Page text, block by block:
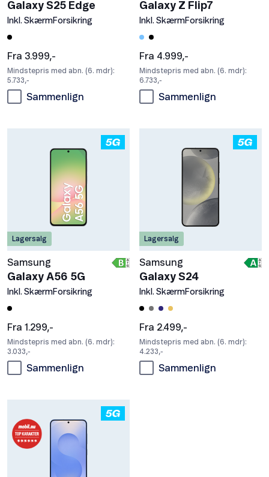
Galaxy S25 Edge
Inkl. SkærmForsikring
Fra 3.999,-
Mindstepris med abn. (6. mdr):
5.733,-
Sammenlign
Galaxy Z Flip7
Inkl. SkærmForsikring
Fra 4.999,-
Mindstepris med abn. (6. mdr):
6.733,-
Sammenlign
Lagersalg
Samsung
Galaxy A56 5G
Inkl. SkærmForsikring
Fra 1.299,-
Mindstepris med abn. (6. mdr):
3.033,-
Sammenlign
Lagersalg
Samsung
Galaxy S24
Inkl. SkærmForsikring
Fra 2.499,-
Mindstepris med abn. (6. mdr):
4.233,-
Sammenlign